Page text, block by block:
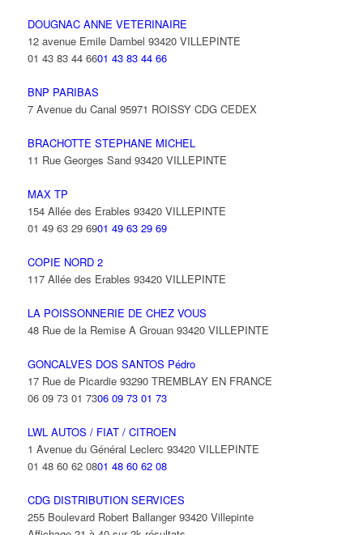
DOUGNAC ANNE VETERINAIRE
12 avenue Emile Dambel 93420 VILLEPINTE
01 43 83 44 6601 43 83 44 66
BNP PARIBAS
7 Avenue du Canal 95971 ROISSY CDG CEDEX
BRACHOTTE STEPHANE MICHEL
11 Rue Georges Sand 93420 VILLEPINTE
MAX TP
154 Allée des Erables 93420 VILLEPINTE
01 49 63 29 6901 49 63 29 69
COPIE NORD 2
117 Allée des Erables 93420 VILLEPINTE
LA POISSONNERIE DE CHEZ VOUS
48 Rue de la Remise A Grouan 93420 VILLEPINTE
GONCALVES DOS SANTOS Pédro
17 Rue de Picardie 93290 TREMBLAY EN FRANCE
06 09 73 01 7306 09 73 01 73
LWL AUTOS / FIAT / CITROEN
1 Avenue du Général Leclerc 93420 VILLEPINTE
01 48 60 62 0801 48 60 62 08
CDG DISTRIBUTION SERVICES
255 Boulevard Robert Ballanger 93420 Villepinte